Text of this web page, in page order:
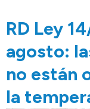
RD Ley
agosto:
no están
la